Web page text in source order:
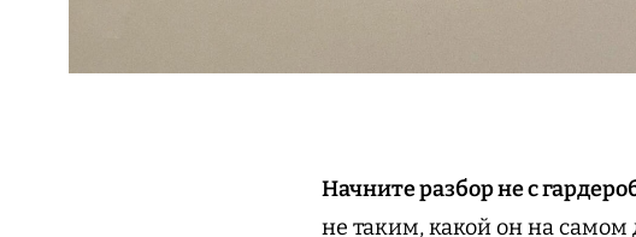
Начните разбор не с
не таким, какой он на самом